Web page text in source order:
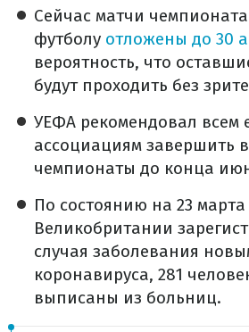
Сейчас матчи
футболу отложены до 30
вероятность, что
будут проходить без
УЕФА рекомендовал всем
ассоциациям завершить
чемпионаты до конца
По состоянию на 23 марта
Великобритании
случая заболевания
коронавируса, 281
выписаны из больниц.